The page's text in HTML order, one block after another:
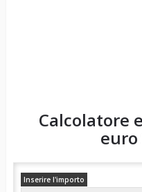
Calcolatore
euro
Inserire l'importo